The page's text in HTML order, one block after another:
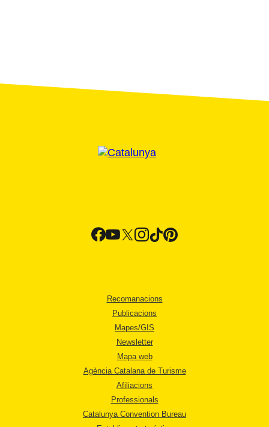
Recomanacions
Publicacions
Mapes/GIS
Newsletter
Mapa web
Agència Catalana de Turisme
Afiliacions
Professionals
Catalunya Convention Bureau